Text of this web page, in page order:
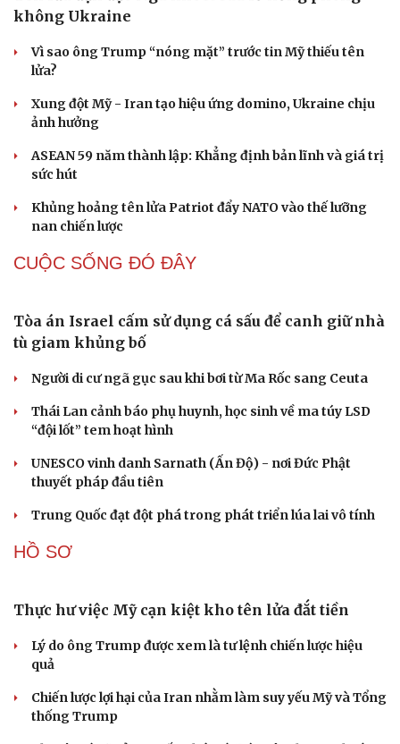
Cải chính
nào bị rà soát?
Từ cây ăn quả dân dã lên chậu thành bonsai, có cây
được trả 500 triệu đồng
XÃ HỘI
Phú Thọ xây dựng phương án mỗi xã, phường
không quá 3 trường công lập
Bà Vương Ngọc Hà thôi phụ trách lĩnh vực giáo dục tỉnh
Tuyên Quang
Ngôi trường mới nơi biên giới Sơn La sẵn sàng đón năm
Huế xây dựng đê ngầm, kè bảo vệ bãi biển Thuận An
“Lá chắn số” bản làng và hơi ấm chính sách giữa dông
bão ở Lào Cai
SỨC KHỎE
Loài hoa khiến người mê, kẻ “sợ” mỗi mùa thu là
vị thuốc trong y học cổ truyền
9 lợi ích khiến nhiều người bất ngờ từ thịt ếch
Clo trong nước máy và hồ bơi có phải nguyên nhân gây
Qua tuổi 40 cần chuẩn bị gì để tuổi già không phụ thuộc
Vị thuốc quý cực sẵn, bổ dưỡng chẳng kém nhân sâm, tổ
yến
QUAN SÁT